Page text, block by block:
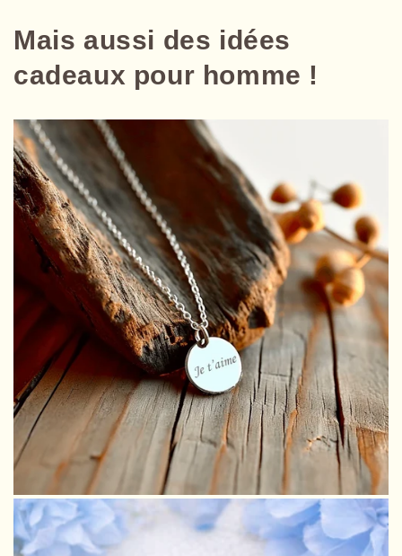
Mais aussi des idées
cadeaux pour homme !